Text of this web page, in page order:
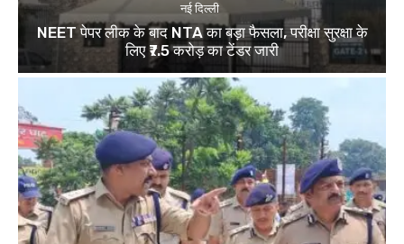
नई दिल्ली
NEET पेपर लीक के बाद NTA का बड़ा फैसला, परीक्षा सुरक्षा के
लिए ₹7.5 करोड़ का टेंडर जारी